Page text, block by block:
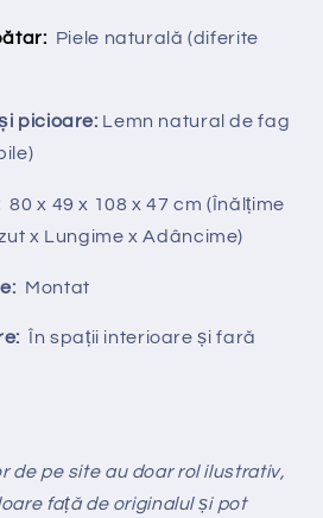
Piele natural ă (diferite
picioare: Lemn natural de fag
80 x 49 x 108 x 47 cm (Înălțime
x Lungime x Adâncime)
Montat
În spații interioare și fară
de pe site au doar rol ilustrativ,
față de originalul și pot